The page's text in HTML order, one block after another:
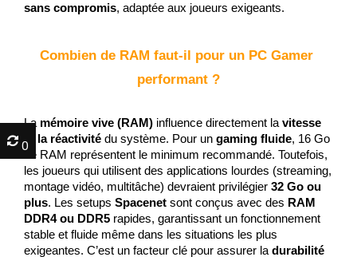
sans compromis, adaptée aux joueurs exigeants.
Combien de RAM faut-il pour un PC Gamer
performant ?
La mémoire vive (RAM) influence directement la vitesse
et la réactivité du système. Pour un gaming fluide, 16 Go
de RAM représentent le minimum recommandé. Toutefois,
les joueurs qui utilisent des applications lourdes (streaming,
montage vidéo, multitâche) devraient privilégier 32 Go ou
plus. Les setups Spacenet sont conçus avec des RAM
DDR4 ou DDR5 rapides, garantissant un fonctionnement
stable et fluide même dans les situations les plus
exigeantes. C’est un facteur clé pour assurer la durabilité
0
0